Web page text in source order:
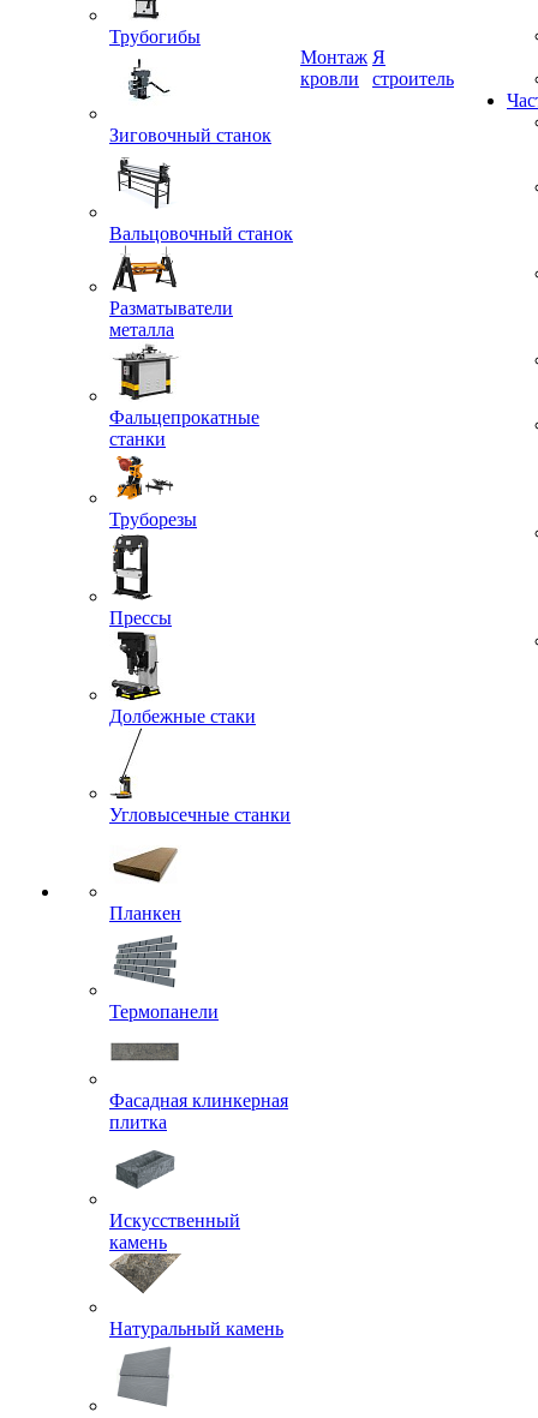
Трубогибы
Зиговочный станок
Вальцовочный станок
Разматыватели
металла
Фальцепрокатные
станки
Труборезы
Прессы
Долбежные стаки
Угловысечные станки
Планкен
Термопанели
Фасадная клинкерная
плитка
Искусственный
камень
Натуральный камень
Монтаж
Я